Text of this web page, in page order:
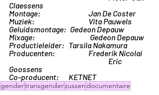
Claessens
Montage: 			Jan De Coster
Muziek:		 	Vita Pauwels
Geluidsmontage:	 Gedeon Depauw
Mixage:			 Gedeon Depauw
Productieleider:	Tarsila Nakamura
Producenten:		Frederik Nicolai
Goossens
Co-producent: 	KETNET
gendertransgenderzussendocumentaire